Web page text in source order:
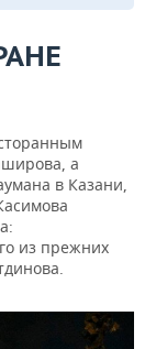
а
в Казани,
из прежних